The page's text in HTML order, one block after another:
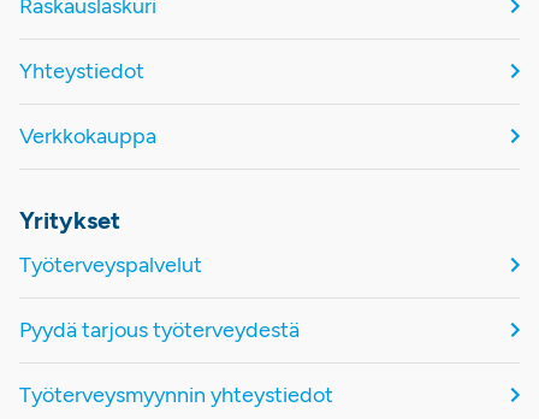
Raskauslaskuri
Yhteystiedot
Verkkokauppa
Yritykset
Työterveyspalvelut
Pyydä tarjous työterveydestä
Työterveysmyynnin yhteystiedot